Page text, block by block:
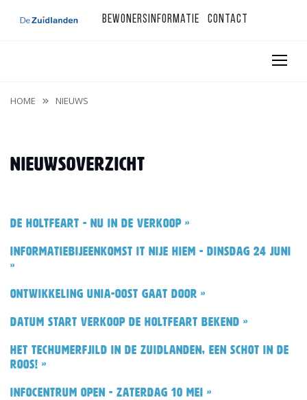
Bewonersinformatie Contact
HOME NIEUWS
Nieuwsoverzicht
De Holtfeart - nu in de verkoop »
Informatiebijeenkomst It Nije Hiem - dinsdag 24 juni
»
Ontwikkeling Unia-oost gaat door »
Datum start verkoop De Holtfeart bekend »
Het Techumerfjild in De Zuidlanden, een schot in de
roos! »
Infocentrum open - zaterdag 10 mei »